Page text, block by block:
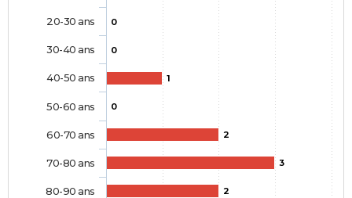
0
0
1
0
2
3
2
20-30 ans
30-40 ans
40-50 ans
50-60 ans
60-70 ans
70-80 ans
80-90 ans